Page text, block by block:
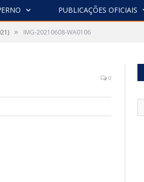
PUBLICAÇÕES OFICIAIS
» IMG-20210608-WA0106
0